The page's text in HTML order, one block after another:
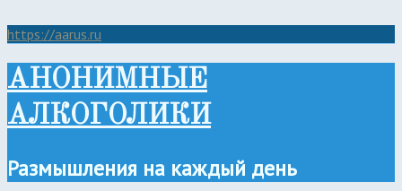
https://aarus.ru
АНОНИМНЫЕ
АЛКОГОЛИКИ
Размышления на каждый день